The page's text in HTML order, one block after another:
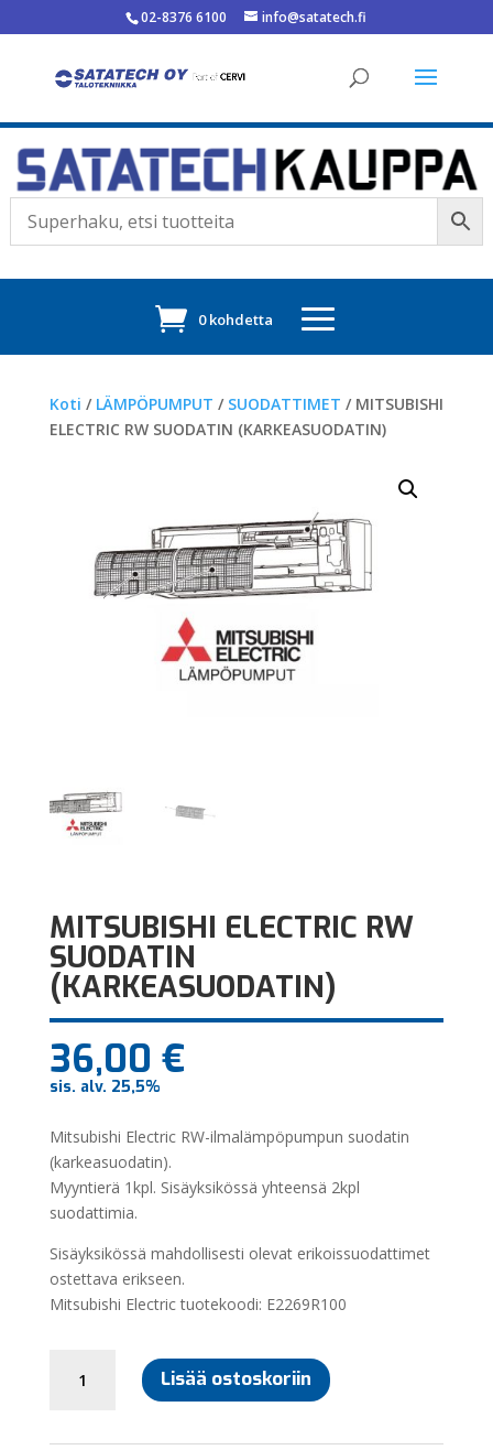
02-8376 6100 info@satatech.fi
0 kohdetta
Koti / LÄMPÖPUMPUT / SUODATTIMET / MITSUBISHI
ELECTRIC RW SUODATIN (KARKEASUODATIN)
MITSUBISHI ELECTRIC RW
SUODATIN
(KARKEASUODATIN)
36,00 €
sis. alv. 25,5%
Mitsubishi Electric RW-ilmalämpöpumpun suodatin
(karkeasuodatin).
Myyntierä 1kpl. Sisäyksikössä yhteensä 2kpl
suodattimia.
Sisäyksikössä mahdollisesti olevat erikoissuodattimet
ostettava erikseen.
Mitsubishi Electric tuotekoodi: E2269R100
ELECTRIC
Lisää ostoskoriin